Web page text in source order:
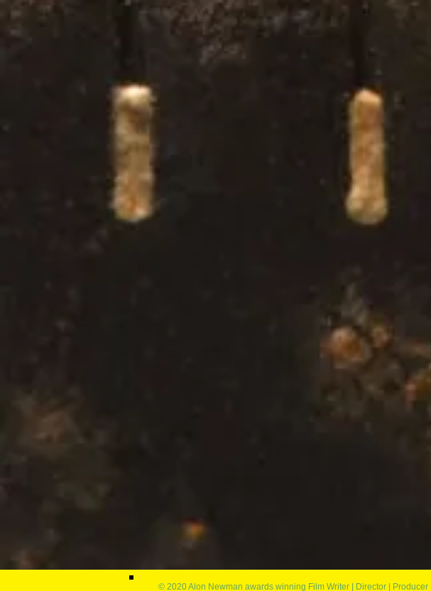
© 2020 Alon Newman awards winning Film Writer | Director | Producer